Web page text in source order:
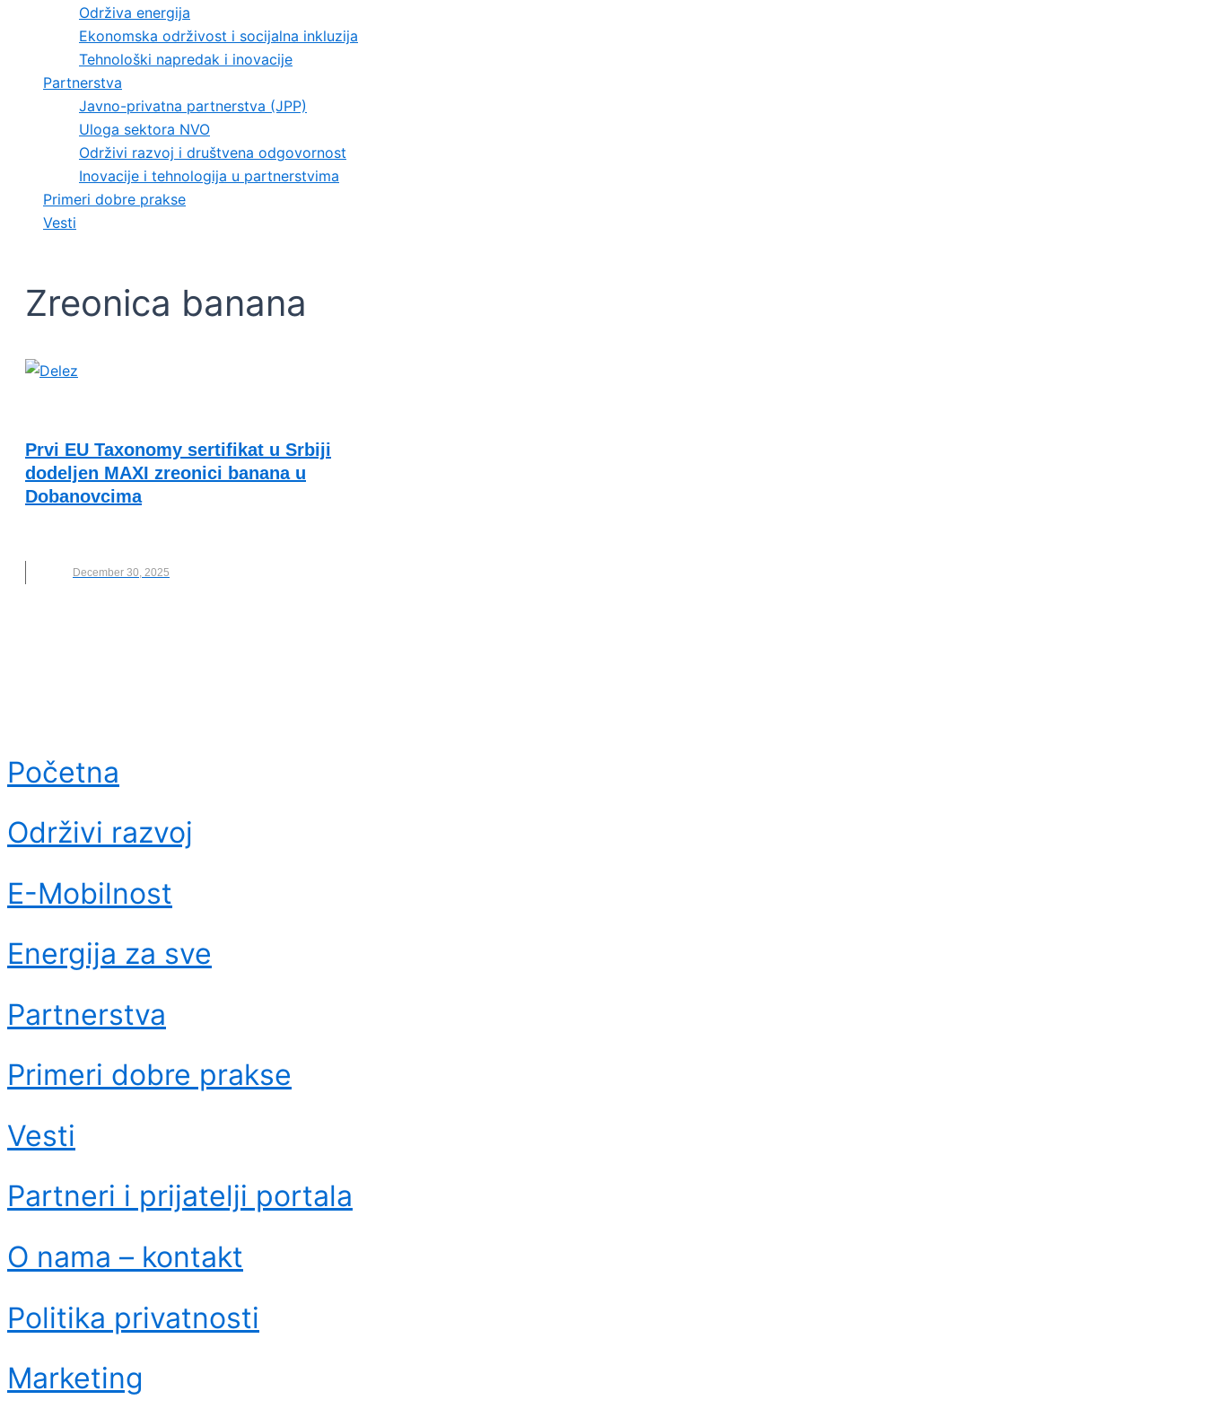
Održiva energija
Ekonomska održivost i socijalna inkluzija
Tehnološki napredak i inovacije
Partnerstva
Javno-privatna partnerstva (JPP)
Uloga sektora NVO
Održivi razvoj i društvena odgovornost
Inovacije i tehnologija u partnerstvima
Primeri dobre prakse
Vesti
Zreonica banana
Prvi EU Taxonomy sertifikat u Srbiji
dodeljen MAXI zreonici banana u
Dobanovcima
December 30, 2025
Početna
Održivi razvoj
E-Mobilnost
Energija za sve
Partnerstva
Primeri dobre prakse
Vesti
Partneri i prijatelji portala
O nama – kontakt
Politika privatnosti
Marketing